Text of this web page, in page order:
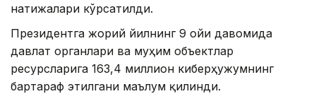
натижалари кўрсатилди.
Президентга жорий йилнинг 9 ойи давомида
давлат органлари ва муҳим объектлар
ресурсларига 163,4 миллион киберҳужумнинг
бартараф этилгани маълум қилинди.